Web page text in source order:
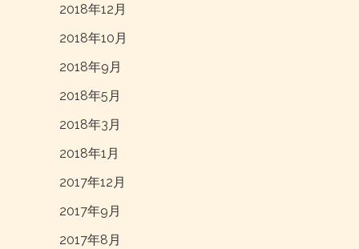
2018年12月
2018年10月
2018年9月
2018年5月
2018年3月
2018年1月
2017年12月
2017年9月
2017年8月